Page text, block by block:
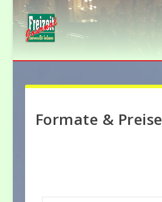
Formate & Preise